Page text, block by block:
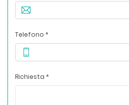
Telefono *
Richiesta *